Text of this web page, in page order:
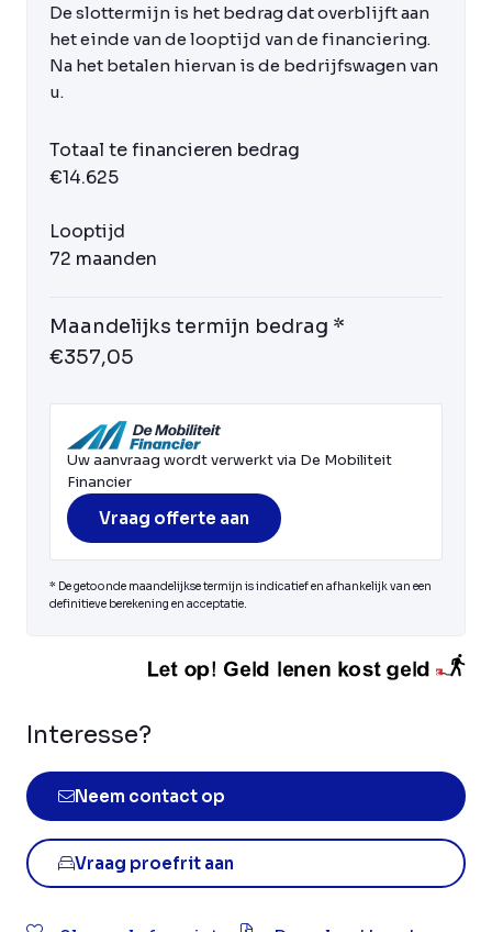
De slottermijn is het bedrag dat overblijft aan
het einde van de looptijd van de financiering.
Na het betalen hiervan is de bedrijfswagen van
u.
Totaal te financieren bedrag
€14.625
Looptijd
72 maanden
Maandelijks termijn bedrag *
€357,05
Uw aanvraag wordt verwerkt via De Mobiliteit
Financier
Vraag offerte aan
* De getoonde maandelijkse termijn is indicatief en afhankelijk van een
definitieve berekening en acceptatie.
Interesse?
Neem contact op
Vraag proefrit aan